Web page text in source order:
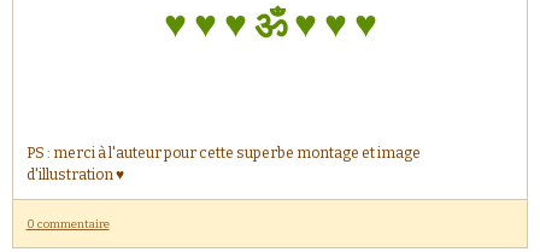
♥ ♥ ♥ॐ♥ ♥ ♥
PS : merci à l'auteur pour cette superbe montage et image
d'illustration ♥
0 commentaire